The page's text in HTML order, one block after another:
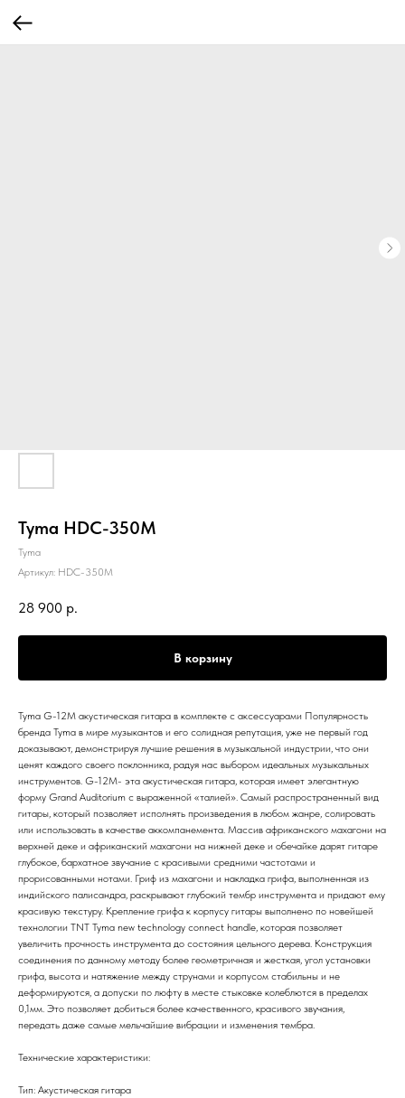
Tyma HDC-350M
Tyma
Артикул: HDC-350M
28 900 р.
В корзину
Tyma G-12M акустическая гитара в комплекте с аксессуарами Популярность
бренда Tyma в мире музыкантов и его солидная репутация, уже не первый год
доказывают, демонстрируя лучшие решения в музыкальной индустрии, что они
ценят каждого своего поклонника, радуя нас выбором идеальных музыкальных
инструментов. G-12M- эта акустическая гитара, которая имеет элегантную
форму Grand Auditorium с выраженной «талией». Самый распространенный вид
гитары, который позволяет исполнять произведения в любом жанре, солировать
или использовать в качестве аккомпанемента. Массив африканского махагони на
верхней деке и африканский махагони на нижней деке и обечайке дарят гитаре
глубокое, бархатное звучание с красивыми средними частотами и
прорисованными нотами. Гриф из махагони и накладка грифа, выполненная из
индийского палисандра, раскрывают глубокий тембр инструмента и придают ему
красивую текстуру. Крепление грифа к корпусу гитары выполнено по новейшей
технологии TNT Tyma new technology connect handle, которая позволяет
увеличить прочность инструмента до состояния цельного дерева. Конструкция
соединения по данному методу более геометричная и жесткая, угол установки
грифа, высота и натяжение между струнами и корпусом стабильны и не
деформируются, а допуски по люфту в месте стыковке колеблются в пределах
0,1мм. Это позволяет добиться более качественного, красивого звучания,
передать даже самые мельчайшие вибрации и изменения тембра.
Технические характеристики:
Тип: Акустическая гитара